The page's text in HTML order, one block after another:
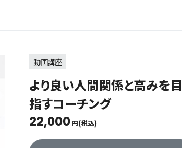
動画講座
より良い人間関係と高みを目
指すコーチング
22,000 円(税込)